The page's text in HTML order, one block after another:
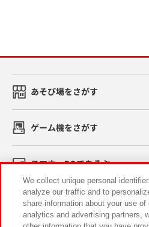
あそび場をさがす
ゲーム機をさがす
スマホ・PCであそぶ
イベント・キャンペーン
We collect unique personal
analyze our traffic and to
share information about your use of
analytics and advertising partners,